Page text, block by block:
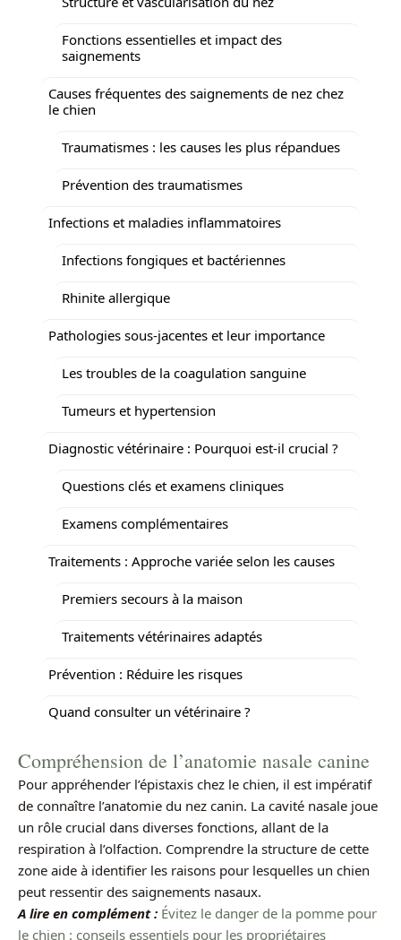
Fonctions essentielles et impact des
saignements
Causes fréquentes des saignements de nez chez
le chien
Traumatismes : les causes les plus répandues
Prévention des traumatismes
Infections et maladies inflammatoires
Infections fongiques et bactériennes
Rhinite allergique
Pathologies sous-jacentes et leur importance
Les troubles de la coagulation sanguine
Tumeurs et hypertension
Diagnostic vétérinaire : Pourquoi est-il crucial ?
Questions clés et examens cliniques
Examens complémentaires
Traitements : Approche variée selon les causes
Premiers secours à la maison
Traitements vétérinaires adaptés
Prévention : Réduire les risques
Quand consulter un vétérinaire ?
Compréhension de l’anatomie nasale canine
Pour appréhender l’épistaxis chez le chien, il est impératif
de connaître l’anatomie du nez canin. La cavité nasale joue
un rôle crucial dans diverses fonctions, allant de la
respiration à l’olfaction. Comprendre la structure de cette
zone aide à identifier les raisons pour lesquelles un chien
peut ressentir des saignements nasaux.
A lire en complément : Évitez le danger de la pomme pour
le chien : conseils essentiels pour les propriétaires